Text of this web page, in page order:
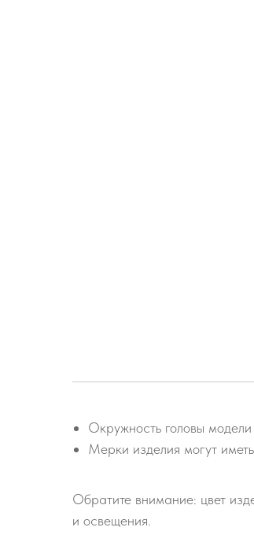
Окружность головы
Мерки изделия могут
Обратите внимание: цвет
и освещения.